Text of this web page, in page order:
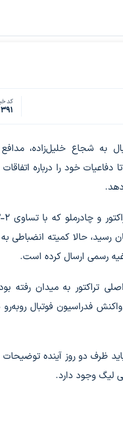
کد
به شجاع خلیل‌زاده،
تا دفاعیات خود را درباره
دهد.
رسید، حالا کمیته انضباطی
رسمی ارسال کرده است.
تراکتور به میدان رفته
فدراسیون فوتبال
انضباطی مصوب اسفند ۱۳۹۷، این بازیکن باید ظرف دو روز آینده
لیگ وجود دارد.